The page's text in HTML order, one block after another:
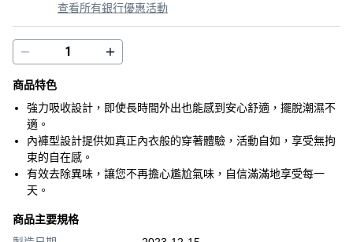
查看所有銀行優惠活動
商品特色
強力吸收設計，即使長時間外出也能感到安心舒適，擺脫潮濕不
適。
內褲型設計提供如真正內衣般的穿著體驗，活動自如，享受無拘
束的自在感。
有效去除異味，讓您不再擔心尷尬氣味，自信滿滿地享受每一
天。
商品主要規格